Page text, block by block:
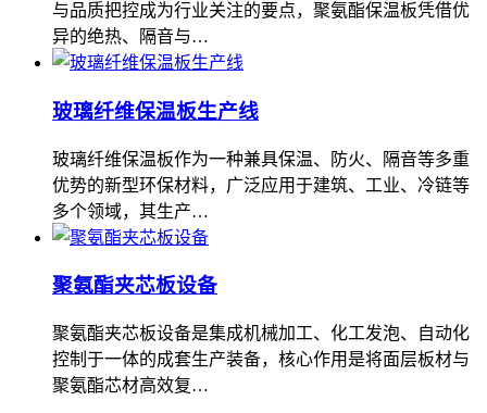
与品质把控成为行业关注的要点，聚氨酯保温板凭借优
异的绝热、隔音与…
玻璃纤维保温板生产线
玻璃纤维保温板作为一种兼具保温、防火、隔音等多重
优势的新型环保材料，广泛应用于建筑、工业、冷链等
多个领域，其生产…
聚氨酯夹芯板设备
聚氨酯夹芯板设备是集成机械加工、化工发泡、自动化
控制于一体的成套生产装备，核心作用是将面层板材与
聚氨酯芯材高效复…